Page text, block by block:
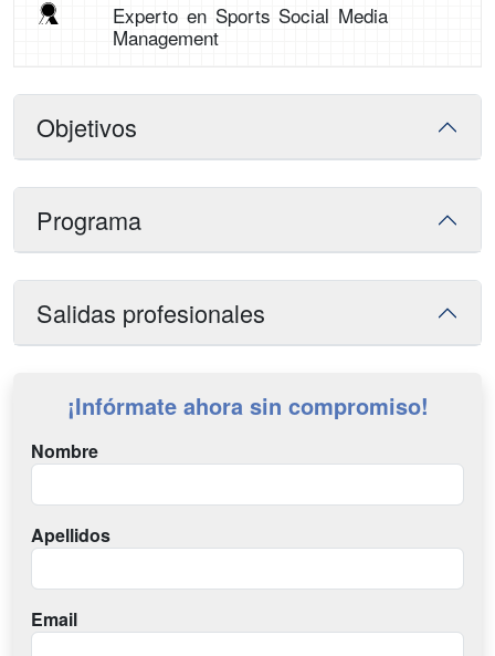
Experto en Sports Social Media
Management
Objetivos
Programa
Salidas profesionales
¡Infórmate ahora sin compromiso!
Nombre
Apellidos
Email